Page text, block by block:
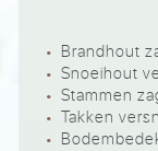
Brandhout
Snoeihout
Stammen
Takken